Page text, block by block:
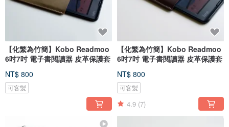
【化繁為竹簡】Kobo Readmoo
6吋7吋 電子書閱讀器 皮革保護套
NT$ 800
可客製
【化繁為竹簡】Kobo Readmoo
6吋7吋 電子書閱讀器 皮革保護套
NT$ 800
可客製
4.9 (7)